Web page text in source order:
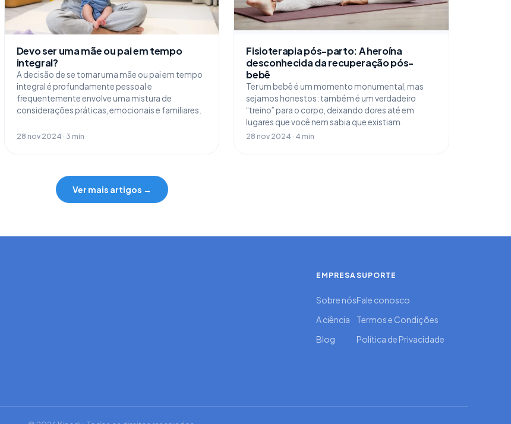
Devo ser uma mãe ou pai em tempo
integral?
A decisão de se tornar uma mãe ou pai em tempo
integral é profundamente pessoal e
frequentemente envolve uma mistura de
considerações práticas, emocionais e familiares.
28 nov 2024 · 3 min
Fisioterapia pós-parto: A heroína
desconhecida da recuperação pós-
bebê
Ter um bebê é um momento monumental, mas
sejamos honestos: também é um verdadeiro
“treino” para o corpo, deixando dores até em
lugares que você nem sabia que existiam.
28 nov 2024 · 4 min
Ver mais artigos →
EMPRESA
Sobre nós
A ciência
Blog
SUPORTE
Fale conosco
Termos e Condições
Política de Privacidade